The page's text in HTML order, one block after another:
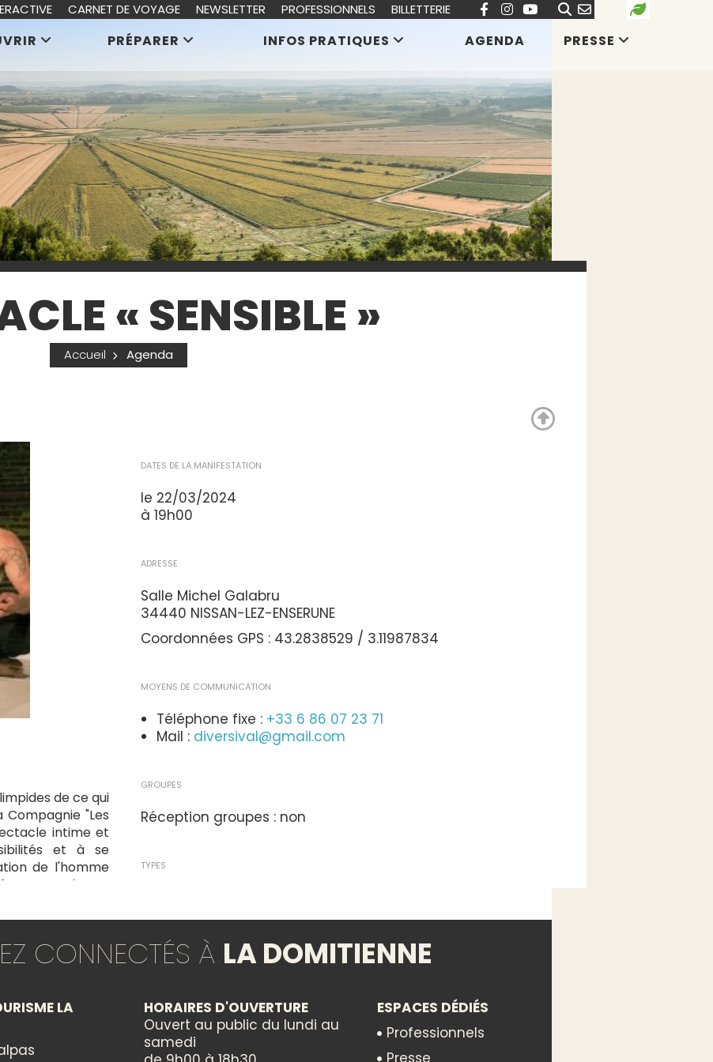
« SENSIBLE »
Accueil Agenda
de ce qui
"Les
intime et
et à se
de l'homme
et de nos
soi.
tapas, qui
DATES DE LA MANIFESTATION
le 22/03/2024
à 19h00
ADRESSE
Salle Michel Galabru
34440 NISSAN-LEZ-ENSERUNE
Coordonnées GPS : 43.2838529 / 3.11987834
MOYENS DE COMMUNICATION
Téléphone fixe : +33 6 86 07 23 71
Mail : diversival@gmail.com
GROUPES
Réception groupes : non
TYPES
THÈMES
CATÉGORIES
PRÉPARER INFOS PRATIQUES AGENDA PRESSE
CARNET DE VOYAGE NEWSLETTER PROFESSIONNELS BILLETTERIE
CONNECTÉS À LA DOMITIENNE
LA
HORAIRES D'OUVERTURE
Ouvert au public du lundi au
samedi
ESPACES DÉDIÉS
Professionnels
Presse